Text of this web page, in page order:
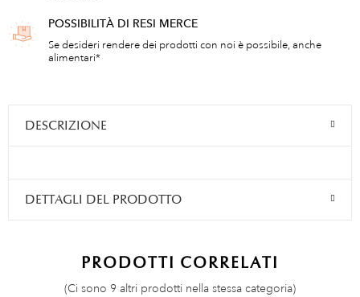
POSSIBILITÀ DI RESI MERCE
Se desideri rendere dei prodotti con noi è possibile, anche
alimentari*
DESCRIZIONE
DETTAGLI DEL PRODOTTO
PRODOTTI CORRELATI
(Ci sono 9 altri prodotti nella stessa categoria)